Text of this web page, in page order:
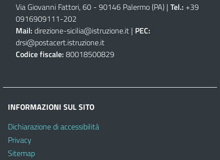
Via Giovanni Fattori, 60 - 90146 Palermo (PA) | Tel.: +39
0916909111-202
Mail: direzione-sicilia@istruzione.it | PEC:
drsi@postacert.istruzione.it
Codice fiscale: 80018500829
INFORMAZIONI SUL SITO
Dichiarazione di accessibilità
Privacy
Sitemap